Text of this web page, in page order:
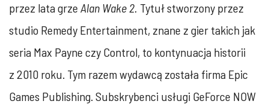
przez lata grze Alan Wake 2. Tytuł stworzony przez
studio Remedy Entertainment, znane z gier takich jak
seria Max Payne czy Control, to kontynuacja historii
z 2010 roku. Tym razem wydawcą została firma Epic
Games Publishing. Subskrybenci usługi GeForce NOW